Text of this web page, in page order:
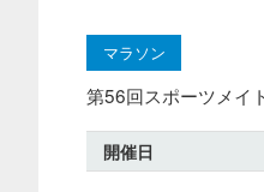
マラソン
第56回スポーツメイ
開催日